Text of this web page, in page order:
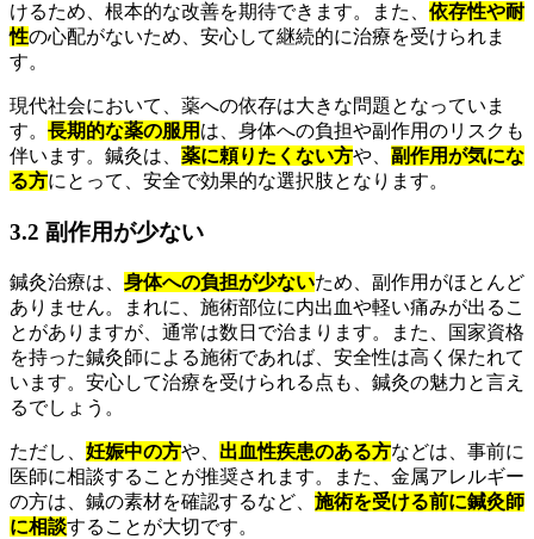
けるため、根本的な改善を期待できます。また、 依存性や耐
性の心配がないため、安心して継続的に治療を受けられま
す。
現代社会において、薬への依存は大きな問題となっていま
す。 長期的な薬の服用 は、身体への負担や副作用のリスクも
伴います。鍼灸は、 薬に頼りたくない方や、 副作用が気にな
る方にとって、安全で効果的な選択肢となります。
3.2 副作用が少ない
鍼灸治療は、 身体への負担が少ないため、副作用がほとんど
ありません。まれに、施術部位に内出血や軽い痛みが出るこ
とがありますが、通常は数日で治まります。また、国家資格
を持った鍼灸師による施術であれば、安全性は高く保たれて
います。安心して治療を受けられる点も、鍼灸の魅力と言え
るでしょう。
ただし、 妊娠中の方や、 出血性疾患のある方などは、事前に
医師に相談することが推奨されます。また、金属アレルギー
の方は、鍼の素材を確認するなど、 施術を受ける前に鍼灸師
に相談することが大切です。